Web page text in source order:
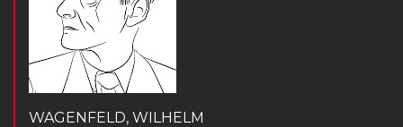
WAGENFELD, WILHELM